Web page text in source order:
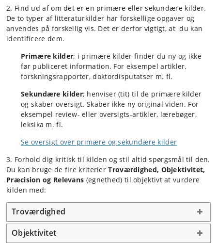
2. Find ud af om det er en primære eller sekundære kilder.
De to typer af litteraturkilder har forskellige opgaver og
anvendes på forskellig vis. Det er derfor vigtigt, at du kan
identificere dem.
Primære kilder; i primære kilder finder du ny og ikke
før publiceret information. For eksempel artikler,
forskningsrapporter, doktordisputatser m. fl.
Sekundære kilder; henviser (tit) til de primære kilder
og skaber oversigt. Skaber ikke ny original viden. For
eksempel review- eller oversigts-artikler, lærebøger,
leksika m. fl.
Se oversigt over primære og sekundære kilder
3. Forhold dig kritisk til kilden og stil altid spørgsmål til den.
Du kan bruge de fire kriterierTroværdighed, Objektivitet,
Præcision og Relevans (egnethed) til objektivt at vurdere
kilden med:
Troværdighed
Objektivitet